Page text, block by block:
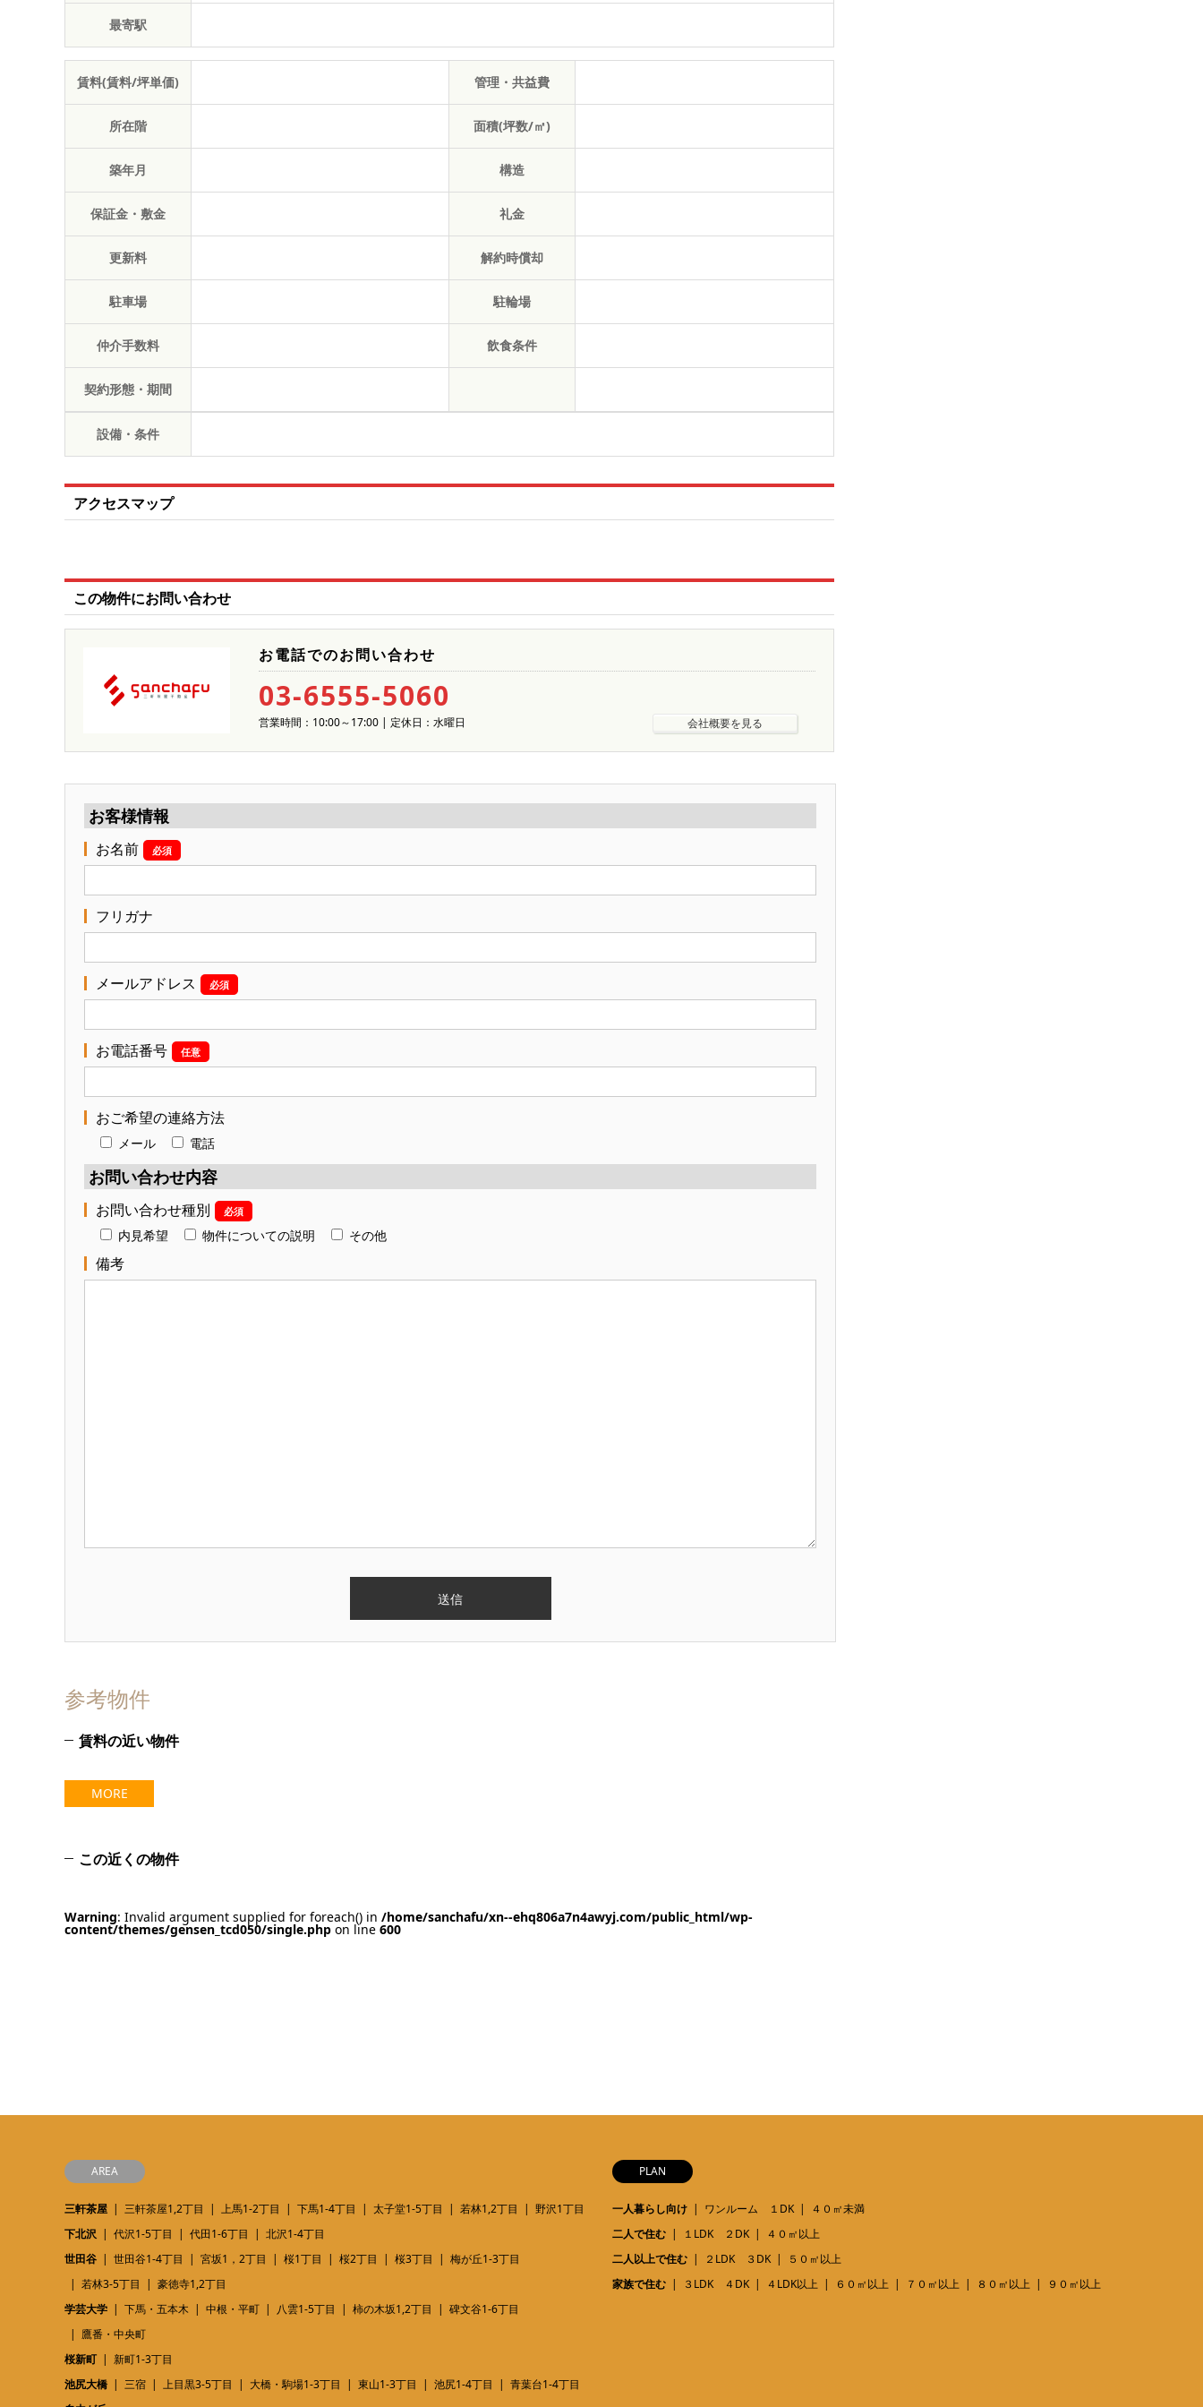
最寄駅
賃料(賃料/坪単価) 管理・共益費
所在階 面積(坪数/㎡)
築年月 構造
保証金・敷金 礼金
更新料 解約時償却
駐車場 駐輪場
仲介手数料 飲食条件
契約形態・期間
設備・条件
アクセスマップ
この物件にお問い合わせ
お電話でのお問い合わせ
03-6555-5060
営業時間：10:00～17:00 | 定休日：水曜日 会社概要を見る
お客様情報
お名前 必須
フリガナ
メールアドレス 必須
お電話番号 任意
おご希望の連絡方法
メール 電話
お問い合わせ内容
お問い合わせ種別 必須
内見希望 物件についての説明 その他
備考
参考物件
賃料の近い物件
MORE
この近くの物件
Warning: Invalid argument supplied for foreach() in /home/sanchafu/xn--ehq806a7n4awyj.com/public_html/wp-
content/themes/gensen_tcd050/single.php on line 600
AREA
三軒茶屋 三軒茶屋1,2丁目 上馬1-2丁目 下馬1-4丁目 太子堂1-5丁目 若林1,2丁目
野沢1丁目
下北沢
代沢1-5丁目 代田1-6丁目
北沢1-4丁目
世田谷
世田谷1-4丁目 宮坂1，2丁目 桜1丁目 桜2丁目 桜3丁目
梅が丘1-3丁目
若林3-5丁目
豪徳寺1,2丁目
学芸大学
下馬・五本木 中根・平町 八雲1-5丁目 柿の木坂1,2丁目
碑文谷1-6丁目
鷹番・中央町
桜新町
新町1-3丁目
池尻大橋
三宿 上目黒3-5丁目 大橋・駒場1-3丁目 東山1-3丁目 池尻1-4丁目
青葉台1-4丁目
PLAN
一人暮らし向け ワンルーム １DK
４０㎡未満
二人で住む
１LDK ２DK
４０㎡以上
二人以上で住む
２LDK ３DK
５０㎡以上
家族で住む
３LDK ４DK ４LDK以上 ６０㎡以上 ７０㎡以上 ８０㎡以上 ９０㎡以上